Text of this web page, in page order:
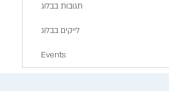
תגובות בבלוג
לייקים בבלוג
Events